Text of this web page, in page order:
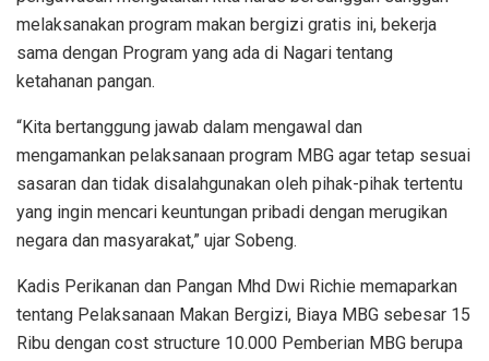
melaksanakan program makan bergizi gratis ini, bekerja
sama dengan Program yang ada di Nagari tentang
ketahanan pangan.
“Kita bertanggung jawab dalam mengawal dan
mengamankan pelaksanaan program MBG agar tetap sesuai
sasaran dan tidak disalahgunakan oleh pihak-pihak tertentu
yang ingin mencari keuntungan pribadi dengan merugikan
negara dan masyarakat,” ujar Sobeng.
Kadis Perikanan dan Pangan Mhd Dwi Richie memaparkan
tentang Pelaksanaan Makan Bergizi, Biaya MBG sebesar 15
Ribu dengan cost structure 10.000 Pemberian MBG berupa